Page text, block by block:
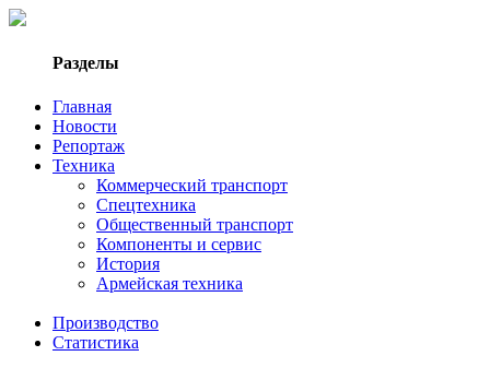
Разделы
Главная
Новости
Репортаж
Техника
Коммерческий транспорт
Спецтехника
Общественный транспорт
Компоненты и сервис
История
Армейская техника
Производство
Статистика